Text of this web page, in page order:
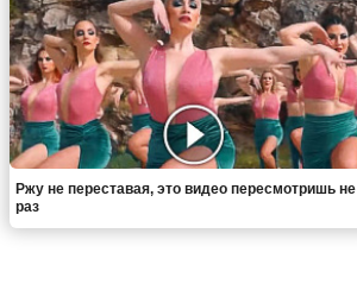
Ржу не переставая, это видео пересмотришь не
раз